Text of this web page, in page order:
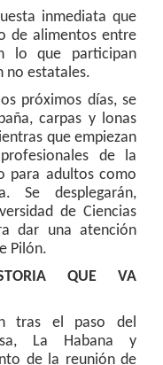
inmediata que
de alimentos entre
lo que participan
no estatales.
próximos días, se
carpas y lonas
que empiezan
de la
para adultos como
Se desplegarán,
de Ciencias
dar una atención
Pilón.
QUE VA
tras el paso del
La Habana y
de la reunión de